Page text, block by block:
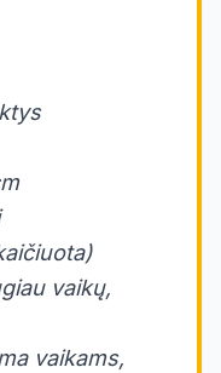
vaikų,
vaikams,